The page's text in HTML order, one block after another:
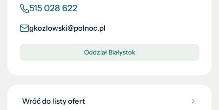
515 028 622
gkozlowski@polnoc.pl
Oddział Białystok
Wróć do listy ofert